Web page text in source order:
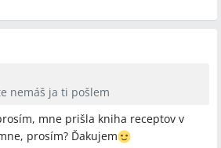
nemáš ja ti pošlem
mne prišla kniha receptov v
prosím? Ďakujem